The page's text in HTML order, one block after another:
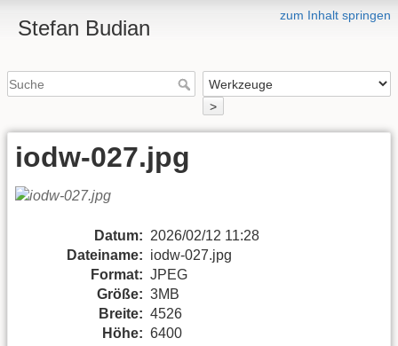
zum Inhalt springen
Stefan Budian
>
iodw-027.jpg
Datum: 2026/02/12 11:28
Dateiname: iodw-027.jpg
Format: JPEG
Größe: 3MB
Breite: 4526
Höhe: 6400